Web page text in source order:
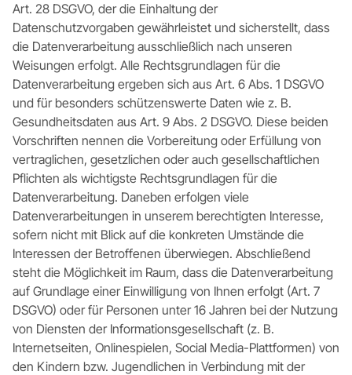
Art. 28 DSGVO, der die Einhaltung der
Datenschutzvorgaben gewährleistet und sicherstellt, dass
die Datenverarbeitung ausschließlich nach unseren
Weisungen erfolgt. Alle Rechtsgrundlagen für die
Datenverarbeitung ergeben sich aus Art. 6 Abs. 1 DSGVO
und für besonders schützenswerte Daten wie z. B.
Gesundheitsdaten aus Art. 9 Abs. 2 DSGVO. Diese beiden
Vorschriften nennen die Vorbereitung oder Erfüllung von
vertraglichen, gesetzlichen oder auch gesellschaftlichen
Pflichten als wichtigste Rechtsgrundlagen für die
Datenverarbeitung. Daneben erfolgen viele
Datenverarbeitungen in unserem berechtigten Interesse,
sofern nicht mit Blick auf die konkreten Umstände die
Interessen der Betroffenen überwiegen. Abschließend
steht die Möglichkeit im Raum, dass die Datenverarbeitung
auf Grundlage einer Einwilligung von Ihnen erfolgt (Art. 7
DSGVO) oder für Personen unter 16 Jahren bei der Nutzung
von Diensten der Informationsgesellschaft (z. B.
Internetseiten, Onlinespielen, Social Media-Plattformen) von
den Kindern bzw. Jugendlichen in Verbindung mit der